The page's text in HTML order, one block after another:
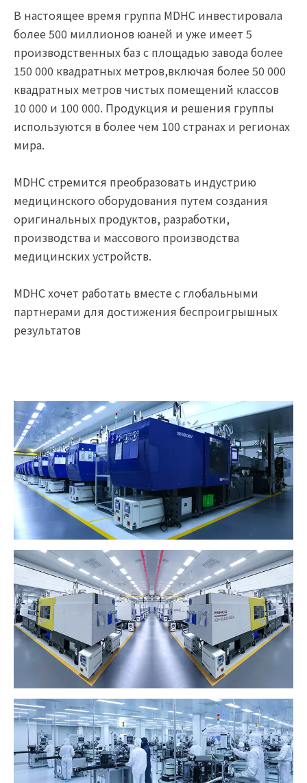
В настоящее время группа MDHC инвестировала
более 500 миллионов юаней и уже имеет 5
производственных баз с площадью завода более
150 000 квадратных метров,включая более 50 000
квадратных метров чистых помещений классов
10 000 и 100 000. Продукция и решения группы
используются в более чем 100 странах и регионах
мира.
MDHC стремится преобразовать индустрию
медицинского оборудования путем создания
оригинальных продуктов, разработки,
производства и массового производства
медицинских устройств.
MDHC хочет работать вместе с глобальными
партнерами для достижения беспроигрышных
результатов